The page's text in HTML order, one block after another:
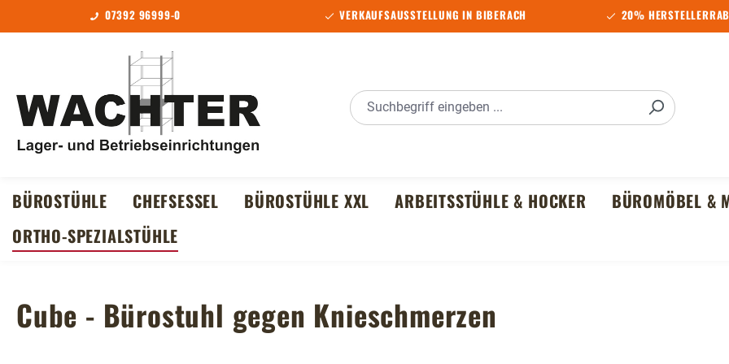
Hauptinhalt springen
Zur Suche springen
Zur Hauptnavigation springen
07392 96999-0 VERKAUFSAUSSTELLUNG IN BIBERACH 20%
BÜROSTÜHLE CHEFSESSEL BÜROSTÜHLE XXL ARBEITSSTÜHLE & HOCKER BÜROMÖBEL &
ORTHO-SPEZIALSTÜHLE
Cube - Bürostuhl gegen Knieschmerzen